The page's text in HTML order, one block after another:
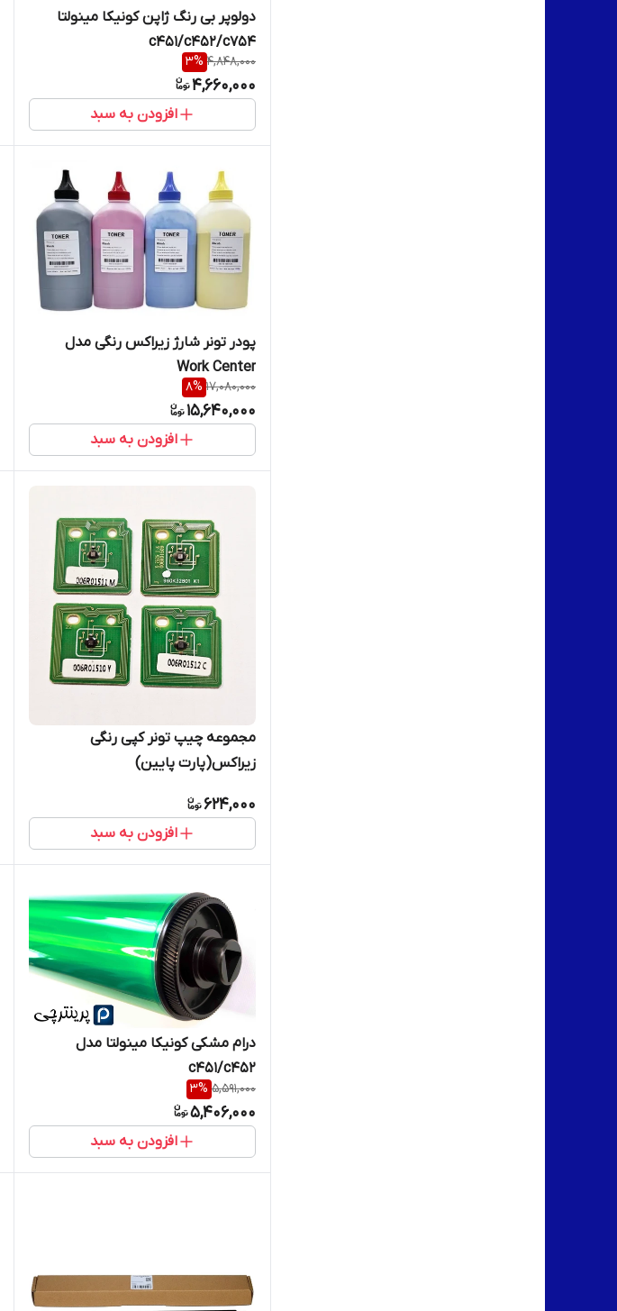
دولوپر بی رنگ ژاپن کونیکا مینولتا
c451/c452/c754
4,848,000
3%
4,660,000
افزودن به سبد
پودر تونر شارژ زیراکس رنگی مدل
Work Center
17,080,000
8%
15,640,000
افزودن به سبد
مجموعه چیپ تونر کپی رنگی
زیراکس(پارت پایین)
624,000
افزودن به سبد
درام مشکی کونیکا مینولتا مدل
c451/c452
5,591,000
3%
5,406,000
افزودن به سبد